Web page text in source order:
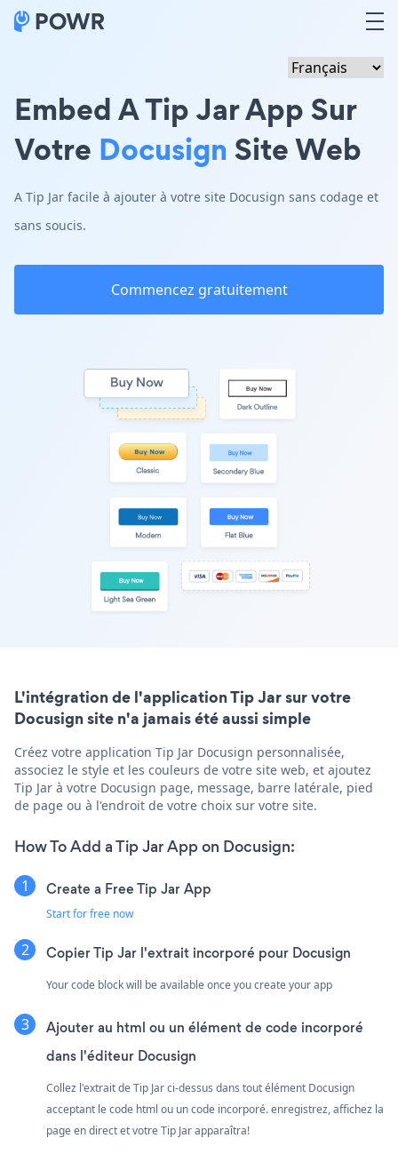
Embed A Tip Jar App Sur
Votre DocusignSite Web
A Tip Jar facile à ajouter à votre site Docusign sans codage et
sans soucis.
Commencez gratuitement
L'intégration de l'application Tip Jar sur votre
Docusign site n'a jamais été aussi simple
Créez votre application Tip Jar Docusign personnalisée,
associez le style et les couleurs de votre site web, et ajoutez
Tip Jar à votre Docusign page, message, barre latérale, pied
de page ou à l'endroit de votre choix sur votre site.
How To Add a Tip Jar App on Docusign:
Create a Free Tip Jar App
Start for free now
Copier Tip Jar l'extrait incorporé pour Docusign
Your code block will be available once you create your app
Ajouter au html ou un élément de code incorporé
dans l'éditeur Docusign
Collez l'extrait de Tip Jar ci-dessus dans tout élément Docusign
acceptant le code html ou un code incorporé. enregistrez, affichez la
page en direct et votre Tip Jar apparaîtra!